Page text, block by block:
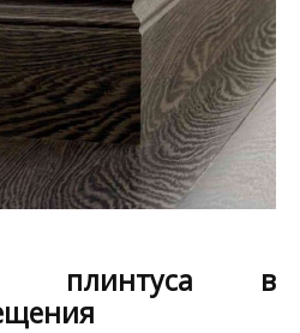
плинтуса в